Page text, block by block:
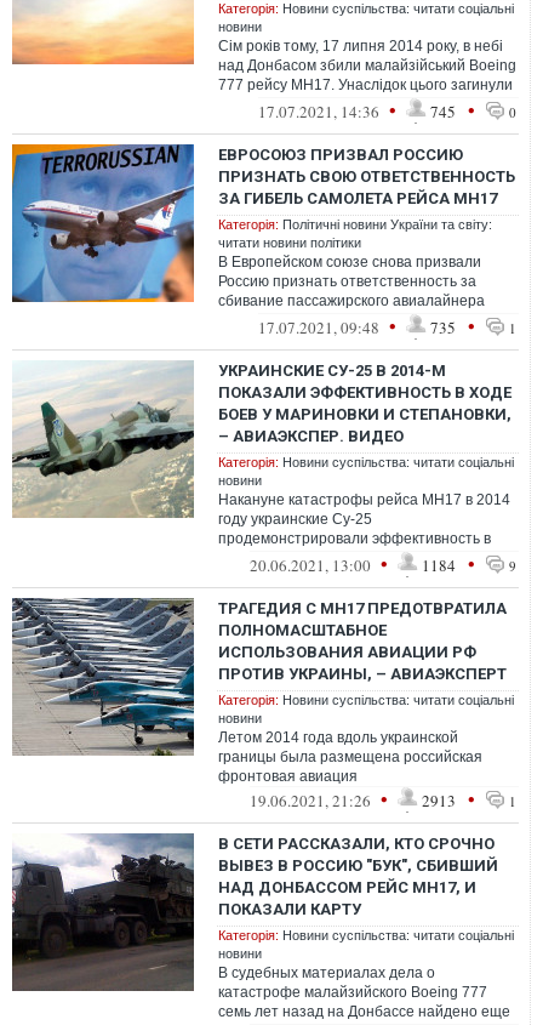
Категорія: Новини суспільства: читати соціальні
новини
Сім років тому, 17 липня 2014 року, в небі
над Донбасом збили малайзійський Boeing
777 рейсу МН17. Унаслідок цього загинули
298 громадян Нідерландів, ...
17.07.2021, 14:36 • 745 • 0
ЕВРОСОЮЗ ПРИЗВАЛ РОССИЮ
ПРИЗНАТЬ СВОЮ ОТВЕТСТВЕННОСТЬ
ЗА ГИБЕЛЬ САМОЛЕТА РЕЙСА MH17
Категорія: Політичні новини України та світу:
читати новини політики
В Европейском союзе снова призвали
Россию признать ответственность за
сбивание пассажирского авиалайнера
рейса MH17 авиакомпании Malaysia
17.07.2021, 09:48 • 735 • 1
УКРАИНСКИЕ СУ-25 В 2014-М
ПОКАЗАЛИ ЭФФЕКТИВНОСТЬ В ХОДЕ
БОЕВ У МАРИНОВКИ И СТЕПАНОВКИ,
– АВИАЭКСПЕР. ВИДЕО
Категорія: Новини суспільства: читати соціальні
новини
Накануне катастрофы рейса МН17 в 2014
году украинские Су-25
продемонстрировали эффективность в
ходе боев у Мариновки и Степановки
20.06.2021, 13:00 • 1184 • 9
ТРАГЕДИЯ С МН17 ПРЕДОТВРАТИЛА
ПОЛНОМАСШТАБНОЕ
ИСПОЛЬЗОВАНИЯ АВИАЦИИ РФ
ПРОТИВ УКРАИНЫ, – АВИАЭКСПЕРТ
Категорія: Новини суспільства: читати соціальні
новини
Летом 2014 года вдоль украинской
границы была размещена российская
фронтовая авиация
19.06.2021, 21:26 • 2913 • 1
В СЕТИ РАССКАЗАЛИ, КТО СРОЧНО
ВЫВЕЗ В РОССИЮ "БУК", СБИВШИЙ
НАД ДОНБАССОМ РЕЙС MH17, И
ПОКАЗАЛИ КАРТУ
Категорія: Новини суспільства: читати соціальні
новини
В судебных материалах дела о
катастрофе малайзийского Boeing 777
семь лет назад на Донбассе найдено еще